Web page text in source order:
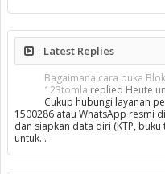
Latest Replies
Bagaimana cara buka
123tomla replied Heute
Cukup hubungi layanan
1500286 atau WhatsApp resmi
dan siapkan data diri (KTP,
untuk…